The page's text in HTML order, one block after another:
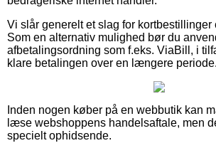
Vi slår generelt et slag for kortbestillinger
Som en alternativ mulighed bør du
afbetalingsordning som f.eks. ViaBill, i
klare betalingen over en længere periode.
Inden nogen køber på en webbutik kan
læse webshoppens handelsaftale, men
specielt ophidsende.